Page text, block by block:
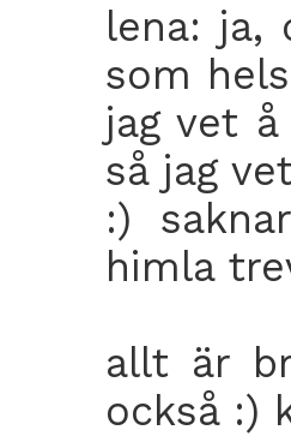
lena: ja,
som
jag vet
så jag
:)
himla
allt är
också :)